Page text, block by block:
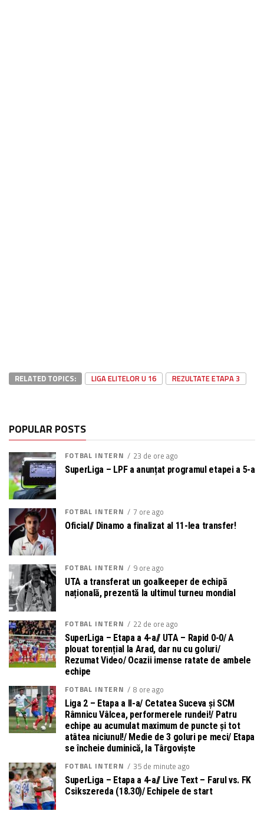
RELATED TOPICS: LIGA ELITELOR U 16 REZULTATE ETAPA 3
POPULAR POSTS
FOTBAL INTERN 23 de ore ago
SuperLiga – LPF a anunțat programul etapei a 5-a
FOTBAL INTERN 7 ore ago
Oficial// Dinamo a finalizat al 11-lea transfer!
FOTBAL INTERN 9 ore ago
UTA a transferat un goalkeeper de echipă
națională, prezentă la ultimul turneu mondial
FOTBAL INTERN 22 de ore ago
SuperLiga – Etapa a 4-a// UTA – Rapid 0-0/ A
plouat torențial la Arad, dar nu cu goluri/
Rezumat Video/ Ocazii imense ratate de ambele
echipe
FOTBAL INTERN
8 ore ago
Liga 2 – Etapa a II-a/ Cetatea Suceva și SCM
Râmnicu Vâlcea, performerele rundei!/ Patru
echipe au acumulat maximum de puncte și tot
atâtea niciunul!/ Medie de 3 goluri pe meci/ Etapa
se încheie duminică, la Târgoviște
FOTBAL INTERN
35 de minute ago
SuperLiga – Etapa a 4-a// Live Text – Farul vs. FK
Csikszereda (18.30)/ Echipele de start